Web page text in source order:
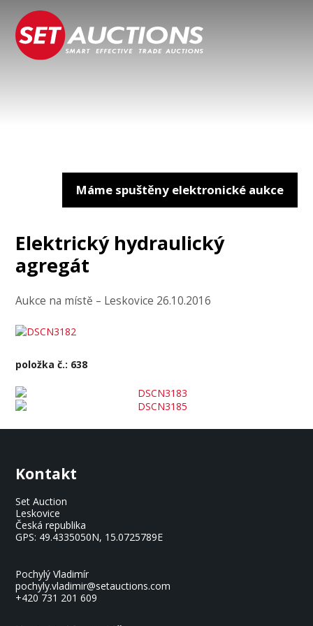
Máme spuštěny elektronické aukce
Elektrický hydraulický
agregát
Aukce na místě – Leskovice 26.10.2016
položka č.: 638
Kontakt
Set Auction
Leskovice
Česká republika
GPS: 49.4335050N, 15.0725789E
Pochylý Vladimír
pochyly.vladimir@setauctions.com
+420 731 201 609